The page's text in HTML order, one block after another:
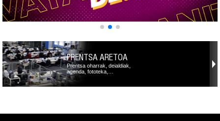
PRENTSA ARETOA
Prentsa oharrak, deialdiak,
agenda, fototeka,…